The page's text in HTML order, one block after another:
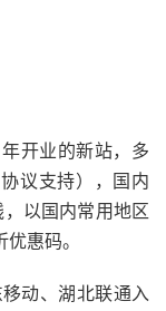
开业的新站，多
议支持），国内
以国内常用地区
惠码。
动、湖北联通入